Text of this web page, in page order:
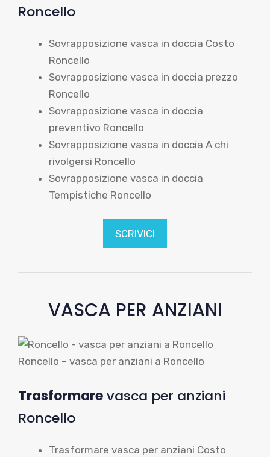
Roncello
Sovrapposizione vasca in doccia Costo
Roncello
Sovrapposizione vasca in doccia prezzo
Roncello
Sovrapposizione vasca in doccia
preventivo Roncello
Sovrapposizione vasca in doccia A chi
rivolgersi Roncello
Sovrapposizione vasca in doccia
Tempistiche Roncello
SCRIVICI
VASCA PER ANZIANI
Roncello – vasca per anziani a Roncello
Trasformarevasca per anziani
Roncello
Trasformare vasca per anziani Costo